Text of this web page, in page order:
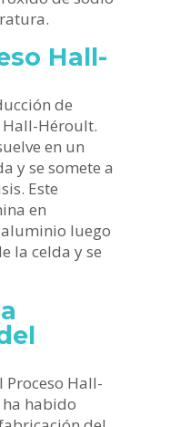
Hall-
de
Hall-Héroult.
en un
y se somete a
Este
en
luego
la celda y se
Proceso Hall-
ha habido